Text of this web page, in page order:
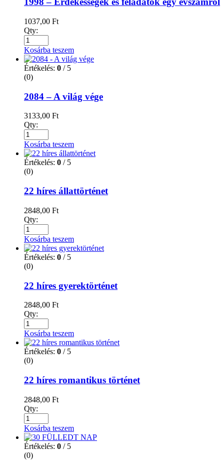
1037,00 Ft
Qty:
Kosárba teszem
Értékelés: 0 / 5
(0)
2084 – A világ vége
3133,00 Ft
Qty:
Kosárba teszem
Értékelés: 0 / 5
(0)
22 híres állattörténet
2848,00 Ft
Qty:
Kosárba teszem
Értékelés: 0 / 5
(0)
22 híres gyerektörténet
2848,00 Ft
Qty:
Kosárba teszem
Értékelés: 0 / 5
(0)
22 híres romantikus történet
2848,00 Ft
Qty:
Kosárba teszem
Értékelés: 0 / 5
(0)